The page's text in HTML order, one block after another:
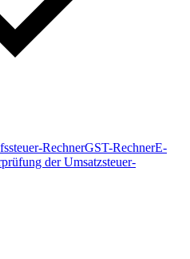
RechnerGST-RechnerE-
der Umsatzsteuer-